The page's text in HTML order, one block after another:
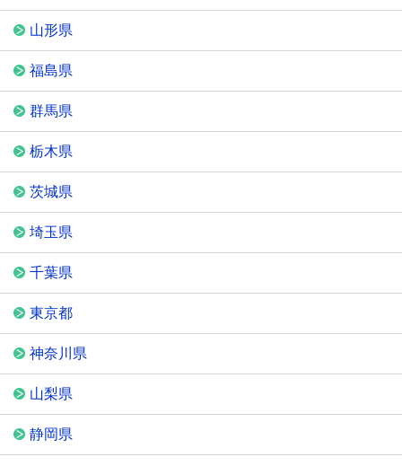
山形県
福島県
群馬県
栃木県
茨城県
埼玉県
千葉県
東京都
神奈川県
山梨県
静岡県